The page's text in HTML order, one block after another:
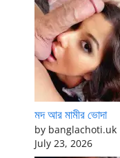
মদ আর মামীর ভোদা
by banglachoti.uk
July 23, 2026